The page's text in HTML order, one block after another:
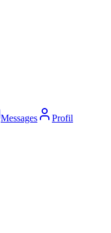
Messages Profil